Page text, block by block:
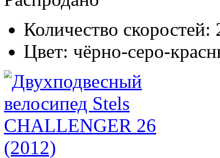
Количество скоростей:
Цвет: чёрно-серо-